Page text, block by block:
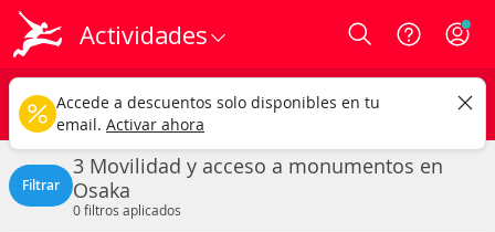
Actividades Login
Osaka ciudad
Movilidad y acceso a monumentos Cualquier fecha
CAMBIAR
Filtrar
3 Movilidad y acceso a monumentos en
Osaka
0filtros aplicados
Accede a descuentos solo disponibles en tu
email. Activar ahora